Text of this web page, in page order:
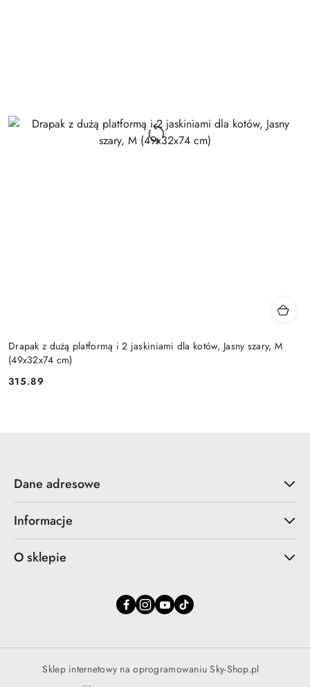
Drapak z dużą platformą i 2 jaskiniami dla kotów, Jasny szary, M
(49x32x74 cm)
Cena:
315.89
Dane adresowe
Informacje
O sklepie
Sklep internetowy na oprogramowaniu Sky-Shop.pl